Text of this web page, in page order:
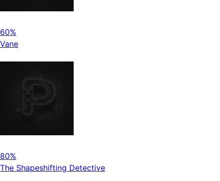
60%
Vane
80%
The Shapeshifting Detective